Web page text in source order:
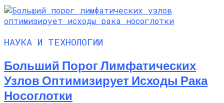
НАУКА И ТЕХНОЛОГИИ
Больший Порог Лимфатических
Узлов Оптимизирует Исходы Рака
Носоглотки